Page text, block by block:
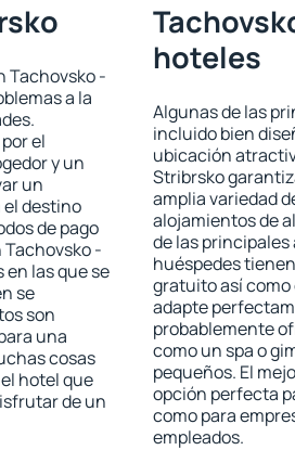
Tachovsko -
a la
el
y un
un
destino
de pago
-
las que se
se
son
una
cosas
hotel que
de un
hoteles
Algunas de las
incluido bien
ubicación
Stribrsko
amplia variedad
alojamientos de
de las
huéspedes
gratuito así
adapte
probablemente
como un spa o
pequeños. El
opción perfecta
como para
empleados.